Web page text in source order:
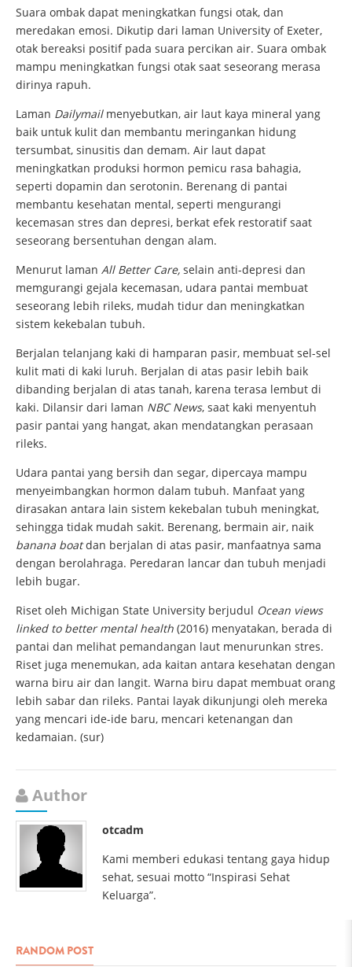
Suara ombak dapat meningkatkan fungsi otak, dan
meredakan emosi. Dikutip dari laman University of Exeter,
otak bereaksi positif pada suara percikan air. Suara ombak
mampu meningkatkan fungsi otak saat seseorang merasa
dirinya rapuh.
Laman Dailymailmenyebutkan, air laut kaya mineral yang
baik untuk kulit dan membantu meringankan hidung
tersumbat, sinusitis dan demam. Air laut dapat
meningkatkan produksi hormon pemicu rasa bahagia,
seperti dopamin dan serotonin. Berenang di pantai
membantu kesehatan mental, seperti mengurangi
kecemasan stres dan depresi, berkat efek restoratif saat
seseorang bersentuhan dengan alam.
Menurut laman All Better Care, selain anti-depresi dan
memgurangi gejala kecemasan, udara pantai membuat
seseorang lebih rileks, mudah tidur dan meningkatkan
sistem kekebalan tubuh.
Berjalan telanjang kaki di hamparan pasir, membuat sel-sel
kulit mati di kaki luruh. Berjalan di atas pasir lebih baik
dibanding berjalan di atas tanah, karena terasa lembut di
kaki. Dilansir dari laman NBC News, saat kaki menyentuh
pasir pantai yang hangat, akan mendatangkan perasaan
rileks.
Udara pantai yang bersih dan segar, dipercaya mampu
menyeimbangkan hormon dalam tubuh. Manfaat yang
dirasakan antara lain sistem kekebalan tubuh meningkat,
sehingga tidak mudah sakit. Berenang, bermain air, naik
banana boatdan berjalan di atas pasir, manfaatnya sama
dengan berolahraga. Peredaran lancar dan tubuh menjadi
lebih bugar.
Riset oleh Michigan State University berjudul Ocean views
linked to better mental health (2016) menyatakan, berada di
pantai dan melihat pemandangan laut menurunkan stres.
Riset juga menemukan, ada kaitan antara kesehatan dengan
warna biru air dan langit. Warna biru dapat membuat orang
lebih sabar dan rileks. Pantai layak dikunjungi oleh mereka
yang mencari ide-ide baru, mencari ketenangan dan
kedamaian. (sur)
Author
otcadm
Kami memberi edukasi tentang gaya hidup
sehat, sesuai motto “Inspirasi Sehat
Keluarga”.
RANDOM POST